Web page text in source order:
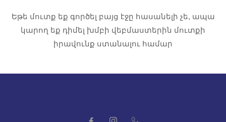
Եթե մուտք եք գործել բայց էջը հասանելի չե, ապա
կարող եք դիմել խմբի վեբմաստերին մուտքի
իրավունք ստանալու համար